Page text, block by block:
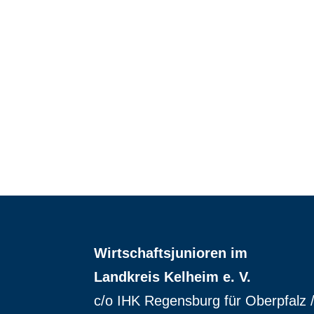
Wirtschaftsjunioren im
Landkreis Kelheim e. V.
c/o IHK Regensburg für Oberpfalz